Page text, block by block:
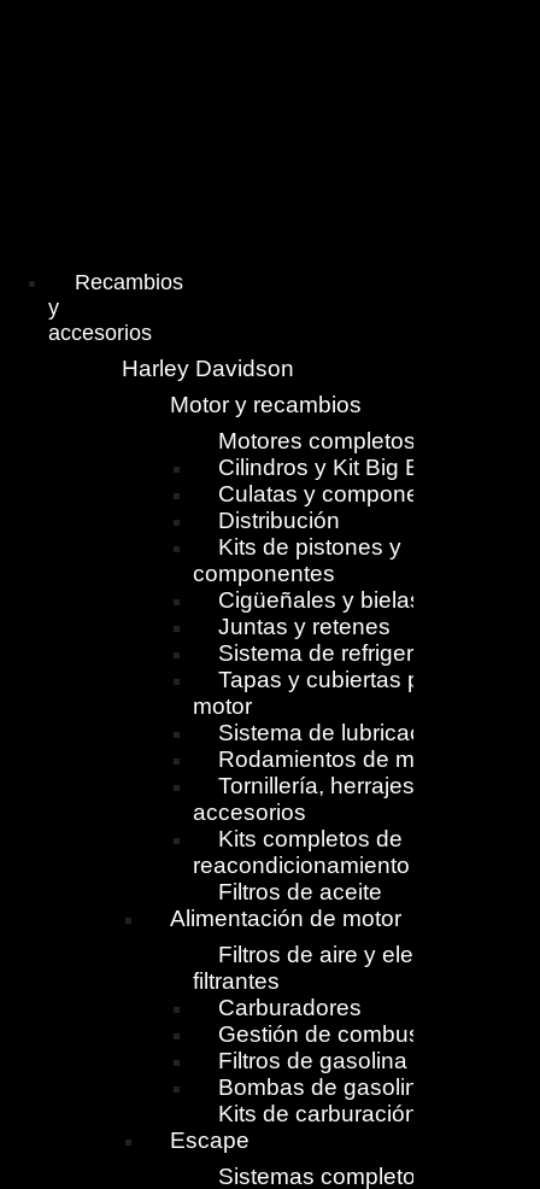
Menú
Recambios
y
accesorios
Harley Davidson
Motor y recambios
Motores completos
Cilindros y Kit Big Bore
Culatas y componentes
Distribución
Kits de pistones y
componentes
Cigüeñales y bielas
Juntas y retenes
Sistema de refrigeración
Tapas y cubiertas para
motor
Sistema de lubricación
Rodamientos de motor
Tornillería, herrajes y
accesorios
Kits completos de
reacondicionamiento
Filtros de aceite
Alimentación de motor
Filtros de aire y elementos
filtrantes
Carburadores
Gestión de combustible
Filtros de gasolina
Bombas de gasolina
Kits de carburación
Escape
Sistemas completos